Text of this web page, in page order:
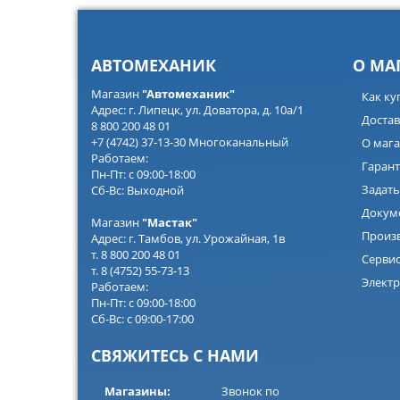
АВТОМЕХАНИК
Магазин"Автомеханик"
Адрес: г. Липецк, ул. Доватора, д. 10а/1
8 800 200 48 01
+7 (4742) 37-13-30 Многоканальный
Работаем:
Пн-Пт: с 09:00-18:00
Сб-Вс: Выходной
Магазин "Мастак"
Адрес: г. Тамбов, ул. Урожайная, 1в
т. 8 800 200 48 01
т. 8 (4752) 55-73-13
Работаем:
Пн-Пт: с 09:00-18:00
Сб-Вс: с 09:00-17:00
СВЯЖИТЕСЬ С НАМИ
Магазины: Звонок по
О
Как
О
Сервис